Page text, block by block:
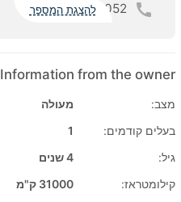
052 להצגת המספר
Information from the owner
מצב:
מעולה
בעלים קודמים:
1
גיל:
4 שנים
קילומטראז:
31000 ק"מ